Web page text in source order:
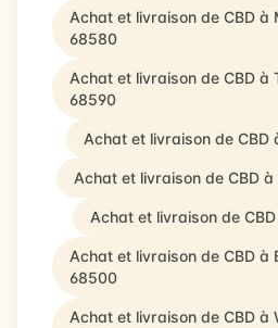
Achat et livraison de CBD à
68580
Achat et livraison de CBD à
68590
Achat et livraison de CBD
Achat et livraison de CBD
Achat et livraison de
Achat et livraison de CBD à
68500
Achat et livraison de CBD à